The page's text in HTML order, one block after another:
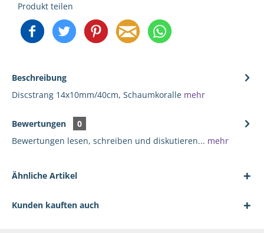
Produkt teilen
Beschreibung
Discstrang 14x10mm/40cm, Schaumkoralle mehr
Bewertungen
0
Bewertungen lesen, schreiben und diskutieren... mehr
Ähnliche Artikel
Kunden kauften auch